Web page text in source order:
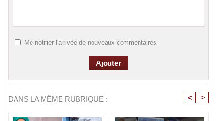
Me notifier l'arrivée de nouveaux commentaires
DANS LA MÊME RUBRIQUE : < >